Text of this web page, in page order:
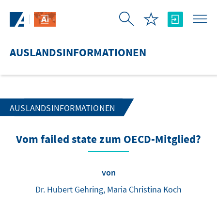
AUSLANDSINFORMATIONEN
AUSLANDSINFORMATIONEN
Vom failed state zum OECD-Mitglied?
von
Dr. Hubert Gehring, Maria Christina Koch